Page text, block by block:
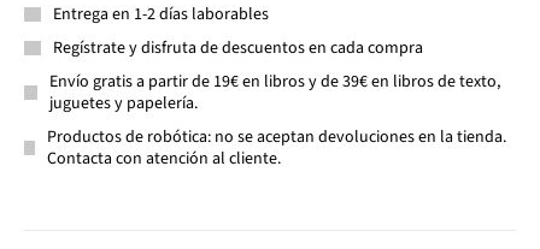
Entrega en 1-2 días laborables
Regístrate y disfruta de descuentos en cada compra
Envío gratis a partir de 19€ en libros y de 39€ en libros de texto,
juguetes y papelería.
Productos de robótica: no se aceptan devoluciones en la tienda.
Contacta con atención al cliente.